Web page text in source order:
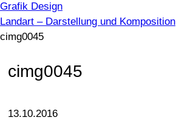
Grafik Design
Landart – Darstellung und Komposition
cimg0045
cimg0045
13.10.2016